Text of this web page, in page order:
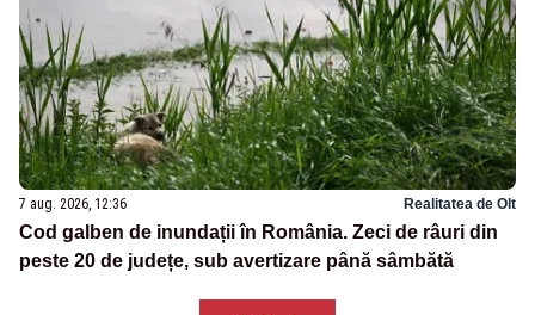
7 aug. 2026, 12:36 Realitatea de Olt
Cod galben de inundații în România. Zeci de râuri din
peste 20 de județe, sub avertizare până sâmbătă